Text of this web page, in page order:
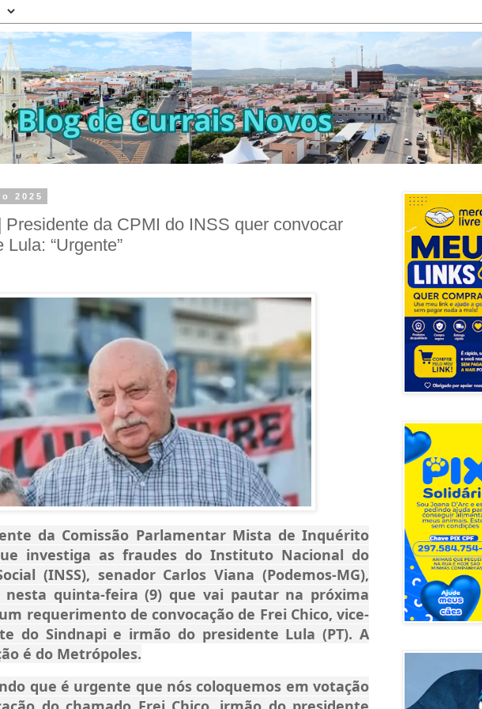
2025
Presidente da CPMI do INSS quer convocar
Lula: “Urgente”
da Comissão Parlamentar Mista de Inquérito
investiga as fraudes do Instituto Nacional do
(INSS), senador Carlos Viana (Podemos-MG),
nesta quinta-feira (9) que vai pautar na próxima
requerimento de convocação de Frei Chico, vice-
do Sindnapi e irmão do presidente Lula (PT). A
é do Metrópoles.
que é urgente que nós coloquemos em votação